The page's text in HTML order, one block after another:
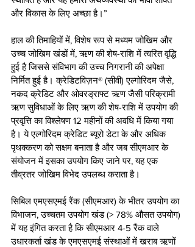
और विकास के लिए अच्छा है।”
हाल की तिमाहियों में, विशेष रूप से मध्यम जोखिम और
उच्च जोखिम खंडों में, ऋण की शेष-राशि में त्वरित वृद्धि
हुई है जिससे संविभाग की उच्च निगरानी की अपेक्षा
निर्मित हुई है। क्रेडिटविज़न® (सीवी) एल्गोरिदम जैसे,
नकद क्रेडिट और ओवरड्राफ्ट ऋण जैसी परिक्रामी
ऋण सुविधाओं के लिए ऋण की शेष-राशि में उपयोग की
प्रवृत्ति का विश्लेषण 12 महीनों की अवधि में किया गया
है। ये एल्गोरिदम क्रेडिट ब्यूरो डेटा के और अधिक
पृथक्करण को सक्षम बनाता है और जब सीएमआर के
संयोजन में इसका उपयोग किए जाने पर, यह एक
तीव्रतर जोखिम विभेद उपलब्ध कराता है।
सिबिल एमएसएमई रैंक (सीएमआर) के भीतर उपयोग का
विभाजन, उच्चतम उपयोग खंड (> 78% औसत उपयोग)
में यह इंगित करता है कि सीएमआर 4-5 रैंक वाले
उधारकर्ता खंड के एमएसएमई संस्थाओं में खराब ऋणों